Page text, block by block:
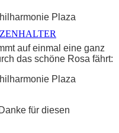
auf einmal eine ganz
das schöne Rosa fährt:
für diesen